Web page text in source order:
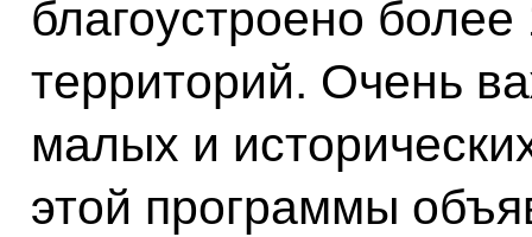
благоустроено
территорий. Очень
малых и
этой программы